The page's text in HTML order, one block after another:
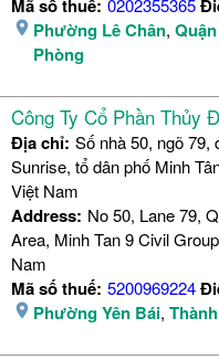
Mã số thuế: 0202355365
Phường Lê Chân,
Phòng
Công Ty Cổ Phần Thủy
Địa chỉ: Số nhà 50, ngõ 79,
Sunrise, tổ dân phố Minh
Việt Nam
Address: No 50, Lane 79,
Area, Minh Tan 9 Civil
Nam
Mã số thuế: 5200969224
Phường Yên Bái,